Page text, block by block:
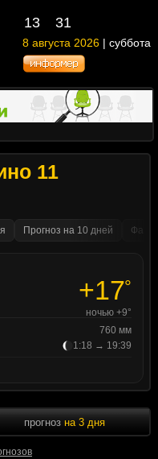
13 31
8 августа 2026 | суббота
11
Прогноз на 10 дней
+17°
ночью +9°
760 мм
1:18 → 19:39
прогноз на 3 дня